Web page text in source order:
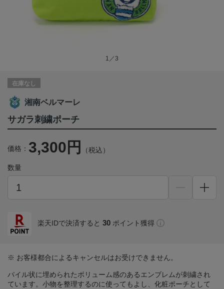
1／3
在庫なし
湘南ベルマーレ
サガラ刺繍ポーチ
価格： 3,300円 （税込）
数量
楽天IDで決済すると 30 ポイント獲得
※ お客様都合によるキャンセルはお受けできません。
パイル状に埋められたボリューム感のあるエンブレムが刺繍され
ています。小物を整理するのに使ってもよし、化粧ポーチとして